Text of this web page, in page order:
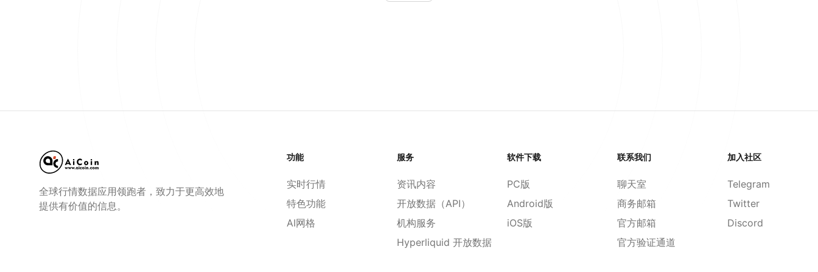
全球行情数据应用领跑者，致力于更高效地
提供有价值的信息。
功能
实时行情
特色功能
AI网格
服务
资讯内容
开放数据（API）
机构服务
Hyperliquid 开放数据
软件下载
PC版
Android版
iOS版
联系我们
聊天室
商务邮箱
官方邮箱
官方验证通道
加入社区
Telegram
Twitter
Discord